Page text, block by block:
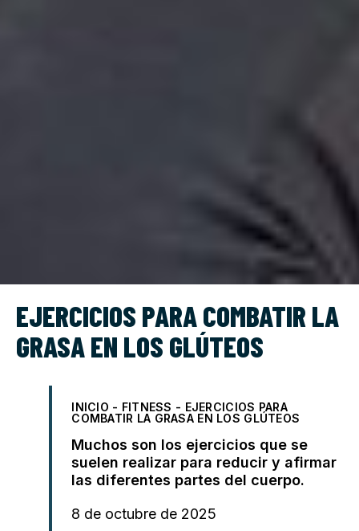
EJERCICIOS PARA COMBATIR LA
GRASA EN LOS GLÚTEOS
INICIO - FITNESS - EJERCICIOS PARA
COMBATIR LA GRASA EN LOS GLÚTEOS
Muchos son los ejercicios que se
suelen realizar para reducir y afirmar
las diferentes partes del cuerpo.
8 de octubre de 2025